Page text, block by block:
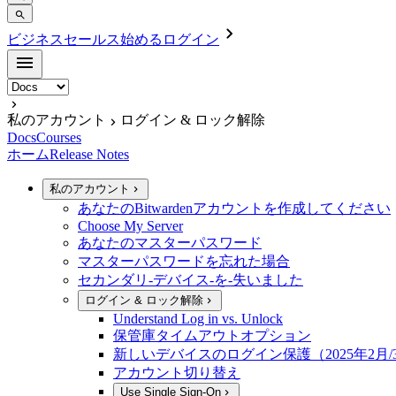
ビジネスセールス始める ログイン
私のアカウント
ログイン & ロック解除
DocsCourses
ホームRelease Notes
私のアカウント
あなたのBitwardenアカウントを作成してください
Choose My Server
あなたのマスターパスワード
マスターパスワードを忘れた場合
セカンダリ-デバイス-を-失いました
ログイン & ロック解除
Understand Log in vs. Unlock
保管庫タイムアウトオプション
新しいデバイスのログイン保護（2025年2月/
アカウント切り替え
Use Single Sign-On